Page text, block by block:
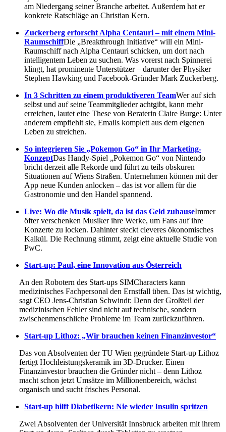
am Niedergang seiner Branche arbeitet. Außerdem hat er
konkrete Ratschläge an Christian Kern.
Zuckerberg erforscht Alpha Centauri – mit einem Mini-
RaumschiffDie „Breakthrough Initiative“ will ein Mini-
Raumschiff nach Alpha Centauri schicken, um dort nach
intelligentem Leben zu suchen. Was vorerst nach Spinnerei
klingt, hat prominente Unterstützer – darunter der Physiker
Stephen Hawking und Facebook-Gründer Mark Zuckerberg.
In 3 Schritten zu einem produktiveren TeamWer auf sich
selbst und auf seine Teammitglieder achtgibt, kann mehr
erreichen, lautet eine These von Beraterin Claire Burge: Unter
anderem empfiehlt sie, Emails komplett aus dem eigenen
Leben zu streichen.
So integrieren Sie „Pokemon Go“ in Ihr Marketing-
KonzeptDas Handy-Spiel „Pokemon Go“ von Nintendo
bricht derzeit alle Rekorde und führt zu teils obskuren
Situationen auf Wiens Straßen. Unternehmen können mit der
App neue Kunden anlocken – das ist vor allem für die
Gastronomie und den Handel spannend.
Live: Wo die Musik spielt, da ist das Geld zuhauseImmer
öfter verschenken Musiker ihre Werke, um Fans auf ihre
Konzerte zu locken. Dahinter steckt cleveres ökonomisches
Kalkül. Die Rechnung stimmt, zeigt eine aktuelle Studie von
PwC.
Start-up: Paul, eine Innovation aus Österreich
An den Robotern des Start-ups SIMCharacters kann
medizinisches Fachpersonal den Ernstfall üben. Das ist wichtig,
sagt CEO Jens-Christian Schwindt: Denn der Großteil der
medizinischen Fehler sind nicht auf technische, sondern
zwischenmenschliche Probleme im Team zurückzuführen.
Start-up Lithoz: „Wir brauchen keinen Finanzinvestor“
Das von Absolventen der TU Wien gegründete Start-up Lithoz
fertigt Hochleistungskeramik im 3D-Drucker. Einen
Finanzinvestor brauchen die Gründer nicht – denn Lithoz
macht schon jetzt Umsätze im Millionenbereich, wächst
organisch und sucht frisches Personal.
Start-up hilft Diabetikern: Nie wieder Insulin spritzen
Zwei Absolventen der Universität Innsbruck arbeiten mit ihrem